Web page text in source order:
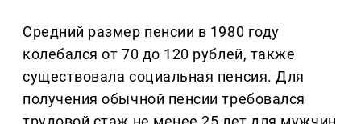
Средний размер пенсии в 1980 году
колебался от 70 до 120 рублей, также
существовала социальная пенсия. Для
получения обычной пенсии требовался